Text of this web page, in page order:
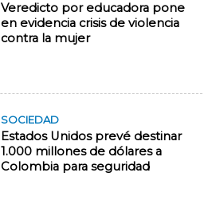
Veredicto por educadora pone
en evidencia crisis de violencia
contra la mujer
SOCIEDAD
Estados Unidos prevé destinar
1.000 millones de dólares a
Colombia para seguridad